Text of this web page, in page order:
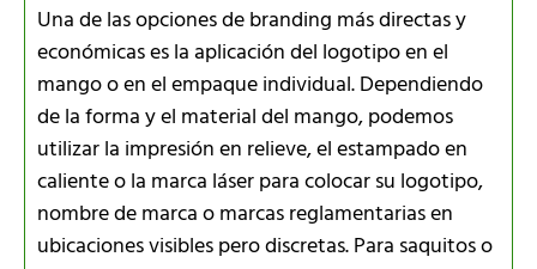
Una de las opciones de branding más directas y
económicas es la aplicación del logotipo en el
mango o en el empaque individual. Dependiendo
de la forma y el material del mango, podemos
utilizar la impresión en relieve, el estampado en
caliente o la marca láser para colocar su logotipo,
nombre de marca o marcas reglamentarias en
ubicaciones visibles pero discretas. Para saquitos o